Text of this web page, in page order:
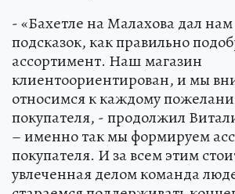
- «Бахетле на Малахова дал
подсказок, как правильно
ассортимент. Наш магазин
клиентоориентирован, и мы
относимся к каждому
покупателя, - продолжил
– именно так мы формируем
покупателя. И за всем этим
увлеченная делом команда